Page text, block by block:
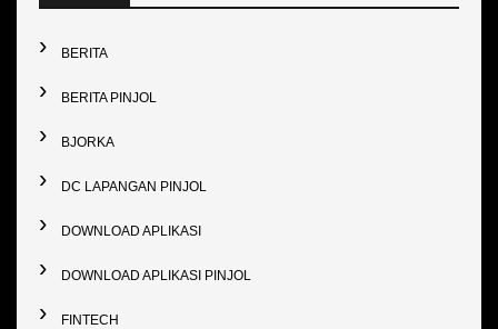
BERITA
BERITA PINJOL
BJORKA
DC LAPANGAN PINJOL
DOWNLOAD APLIKASI
DOWNLOAD APLIKASI PINJOL
FINTECH